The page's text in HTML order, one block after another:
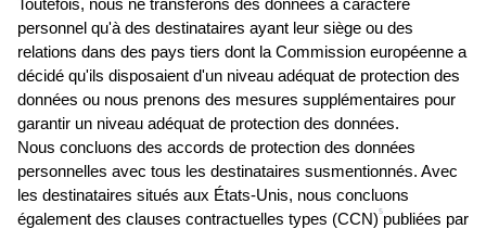
Toutefois, nous ne transférons des données à caractère
personnel qu'à des destinataires ayant leur siège ou des
relations dans des pays tiers dont la Commission européenne a
décidé qu'ils disposaient d'un niveau adéquat de protection des
données ou nous prenons des mesures supplémentaires pour
garantir un niveau adéquat de protection des données.
Nous concluons des accords de protection des données
personnelles avec tous les destinataires susmentionnés. Avec
les destinataires situés aux États-Unis, nous concluons
également des clauses contractuelles types (CCN)5publiées par